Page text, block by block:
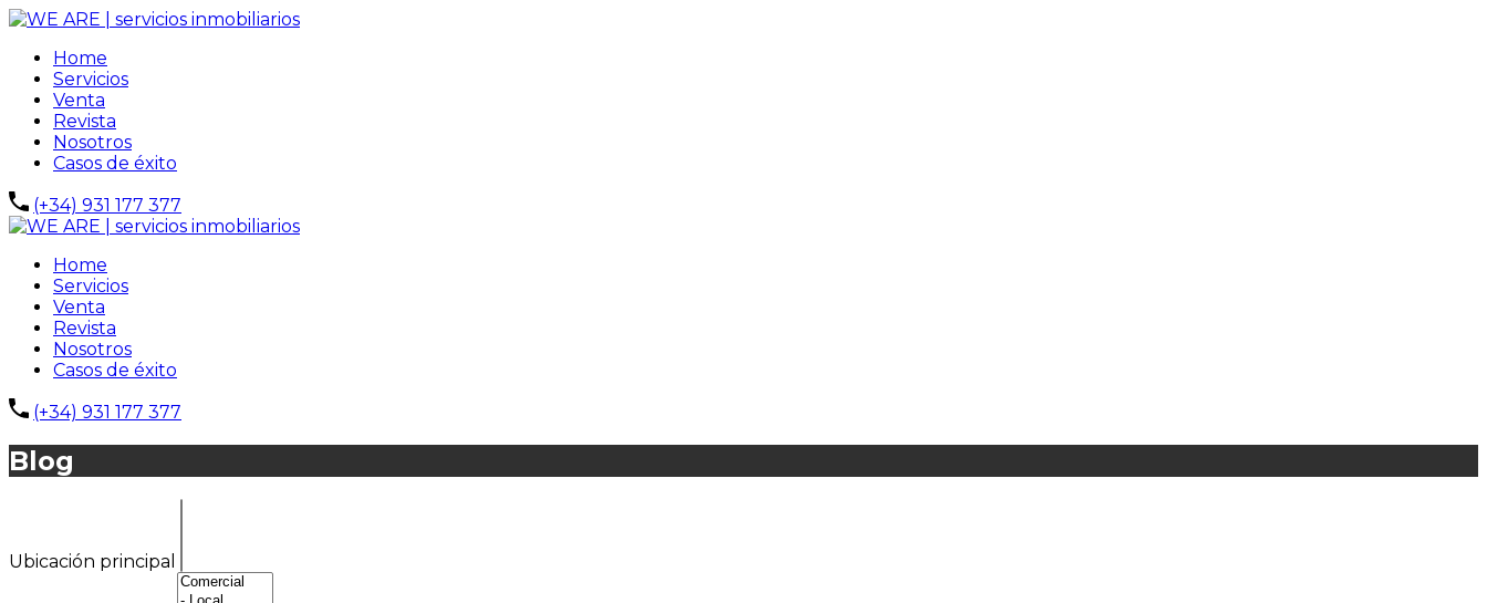
Home
Servicios
Venta
Revista
Nosotros
Casos de éxito
(+34) 931 177 377
Home
Servicios
Venta
Revista
Nosotros
Casos de éxito
(+34) 931 177 377
Blog
Ubicación principal